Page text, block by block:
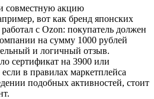
совместную акцию
вот как бренд японских
с Ozon: покупатель должен
на сумму 1000 рублей
и логичный отзыв.
сертификат на 3900 или
в правилах маркетплейса
подобных активностей, стоит